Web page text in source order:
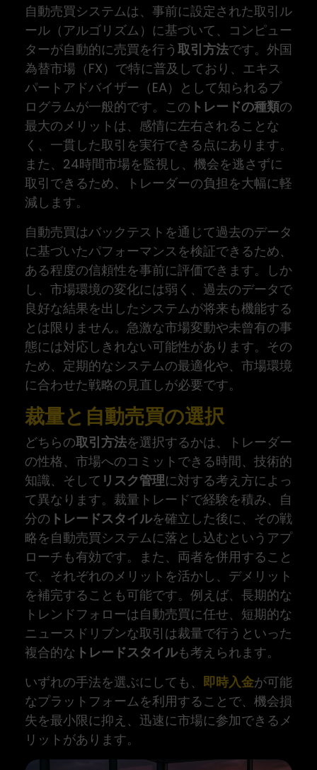
自動売買システムは、事前に設定された取引ル
ール（アルゴリズム）に基づいて、コンピュー
ターが自動的に売買を行う 取引方法です。外国
為替市場（FX）で特に普及しており、エキス
パートアドバイザー（EA）として知られるプ
ログラムが一般的です。この トレードの種類の
最大のメリットは、感情に左右されることな
く、一貫した取引を実行できる点にあります。
また、24時間市場を監視し、機会を逃さずに
取引できるため、トレーダーの負担を大幅に軽
減します。
自動売買はバックテストを通じて過去のデータ
に基づいたパフォーマンスを検証できるため、
ある程度の信頼性を事前に評価できます。しか
し、市場環境の変化には弱く、過去のデータで
良好な結果を出したシステムが将来も機能する
とは限りません。急激な市場変動や未曾有の事
態には対応しきれない可能性があります。その
ため、定期的なシステムの最適化や、市場環境
に合わせた戦略の見直しが必要です。
裁量と自動売買の選択
どちらの取引方法を選択するかは、トレーダー
の性格、市場へのコミットできる時間、技術的
知識、そして リスク管理に対する考え方によっ
て異なります。裁量トレードで経験を積み、自
分の トレードスタイルを確立した後に、その戦
略を自動売買システムに落とし込むというアプ
ローチも有効です。また、両者を併用すること
で、それぞれのメリットを活かし、デメリット
を補完することも可能です。例えば、長期的な
トレンドフォローは自動売買に任せ、短期的な
ニュースドリブンな取引は裁量で行うといった
複合的な トレードスタイルも考えられます。
いずれの手法を選ぶにしても、 即時入金が可能
なプラットフォームを利用することで、機会損
失を最小限に抑え、迅速に市場に参加できるメ
リットがあります。